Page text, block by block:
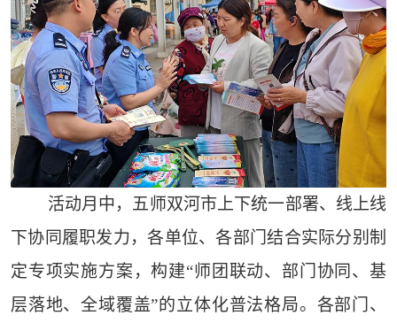
活动月中，五师双河市上下统一部署、线上线
下协同履职发力，各单位、各部门结合实际分别制
定专项实施方案，构建“师团联动、部门协同、基
层落地、全域覆盖”的立体化普法格局。各部门、